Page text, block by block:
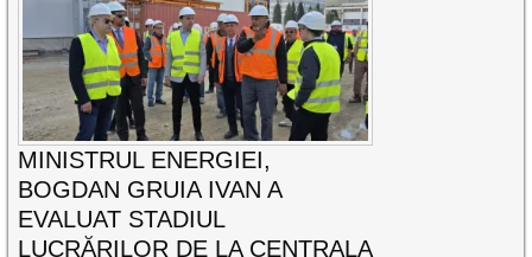
MINISTRUL ENERGIEI,
BOGDAN GRUIA IVAN A
EVALUAT STADIUL
LUCRĂRILOR DE LA CENTRALA